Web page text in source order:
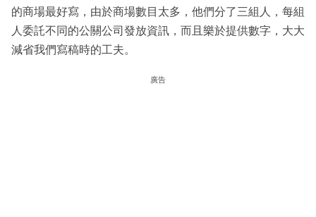
的商場最好寫，由於商場數目太多，他們分了三組人，每組
人委託不同的公關公司發放資訊，而且樂於提供數字，大大
減省我們寫稿時的工夫。
廣告